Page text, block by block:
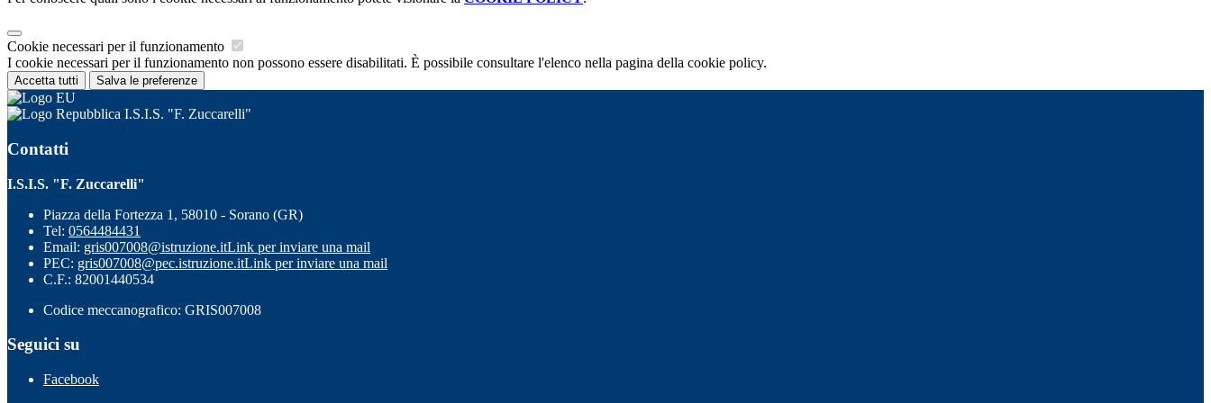
Cookie necessari per il funzionamento
I cookie necessari per il funzionamento non possono essere disabilitati. È possibile consultare l'elenco nella pagina della cookie policy.
Accetta tutti Salva le preferenze
I.S.I.S. "F. Zuccarelli"
Contatti
I.S.I.S. "F. Zuccarelli"
Piazza della Fortezza 1, 58010 - Sorano (GR)
Tel: 0564484431
Email: gris007008@istruzione.itLink per inviare una mail
PEC: gris007008@pec.istruzione.itLink per inviare una mail
C.F.: 82001440534
Codice meccanografico: GRIS007008
Seguici su
Facebook